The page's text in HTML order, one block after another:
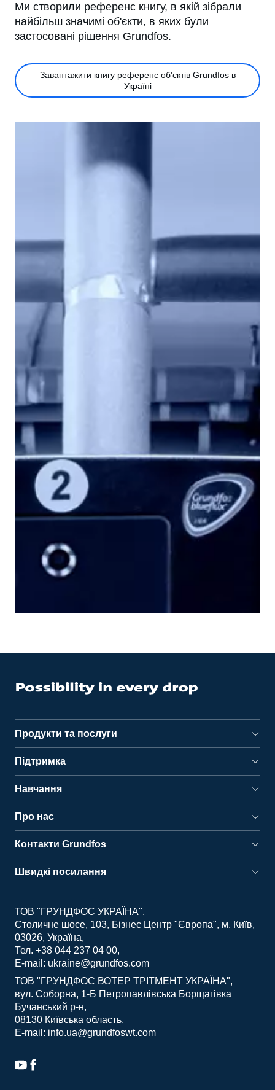
Ми створили референс книгу, в якій зібрали
найбільш значимі об'єкти, в яких були
застосовані рішення Grundfos.
Завантажити книгу референс об'єктів Grundfos в
Україні
Продукти та послуги
Підтримка
Навчання
Про нас
Контакти Grundfos
Швидкі посилання
ТОВ "ГРУНДФОС УКРАЇНА"
Столичне шосе, 103, Бізнес Центр "Європа", м. Київ,
03026, Україна
Тел. +38 044 237 04 00
E-mail: ukraine@grundfos.com
ТОВ "ГРУНДФОС ВОТЕР ТРІТМЕНТ УКРАЇНА"
вул. Соборна, 1-Б Петропавлівська Борщагівка
Бучанський р-н
08130 Київська область
E-mail: info.ua@grundfoswt.com